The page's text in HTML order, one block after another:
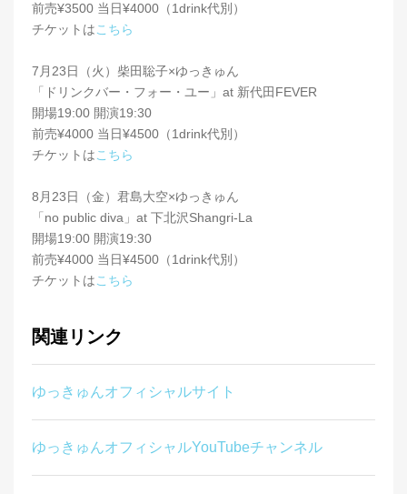
前売¥3500 当日¥4000（1drink代別）
チケットはこちら
7月23日（火）柴田聡子×ゆっきゅん
「ドリンクバー・フォー・ユー」at 新代田FEVER
開場19:00 開演19:30
前売¥4000 当日¥4500（1drink代別）
チケットはこちら
8月23日（金）君島大空×ゆっきゅん
「no public diva」at 下北沢Shangri-La
開場19:00 開演19:30
前売¥4000 当日¥4500（1drink代別）
チケットはこちら
関連リンク
ゆっきゅんオフィシャルサイト
ゆっきゅんオフィシャルYouTubeチャンネル